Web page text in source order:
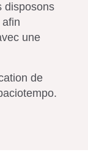
disposons
une
de